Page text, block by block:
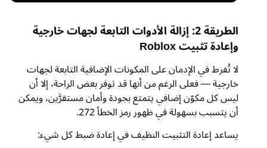
الطريقة 2: إزالة الأدوات التابعة لجهات خارجية
وإعادة تثبيت Roblox
لا تُفرط في الإدمان على المكونات الإضافية التابعة لجهات
خارجية — فعلى الرغم من أنها قد توفر بعض الراحة، إلا أن
ليس كل مكوّن إضافي يتمتع بجودة وأمان مستقرَّين، ويمكن
أن يتسبب بسهولة في ظهور رمز الخطأ 272.
يساعد إعادة التثبيت النظيف في إعادة ضبط كل شيء: